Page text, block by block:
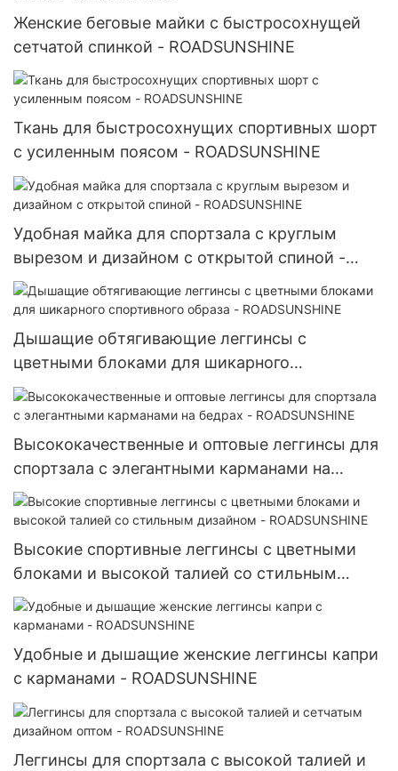
Женские беговые майки с быстросохнущей
сетчатой ​​спинкой - ROADSUNSHINE
Ткань для быстросохнущих спортивных шорт
с усиленным поясом - ROADSUNSHINE
Удобная майка для спортзала с круглым
вырезом и дизайном с открытой спиной -
ROADSUNSHINE
Дышащие обтягивающие леггинсы с
цветными блоками для шикарного
спортивного образа - ROADSUNSHINE
Высококачественные и оптовые леггинсы для
спортзала с элегантными карманами на
бедрах - ROADSUNSHINE
Высокие спортивные леггинсы с цветными
блоками и высокой талией со стильным
дизайном - ROADSUNSHINE
Удобные и дышащие женские леггинсы капри
с карманами - ROADSUNSHINE
Леггинсы для спортзала с высокой талией и